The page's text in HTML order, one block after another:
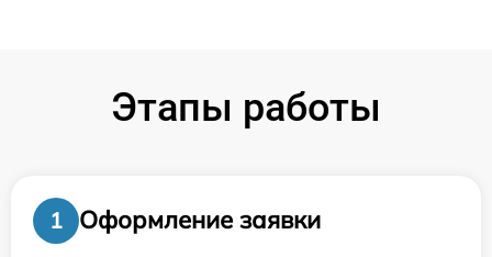
Этапы работы
1
Оформление заявки